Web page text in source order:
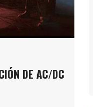
DE AC/DC